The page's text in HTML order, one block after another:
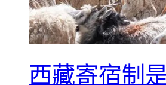
西藏寄宿制